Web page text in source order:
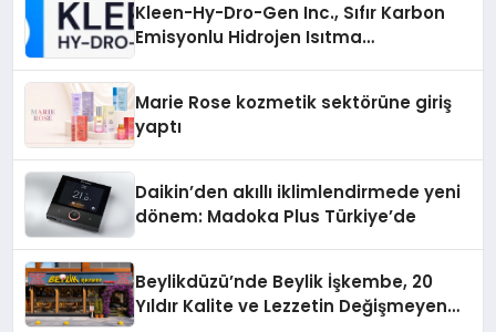
Kleen-Hy-Dro-Gen Inc., Sıfır Karbon
Emisyonlu Hidrojen Isıtma
Marie Rose kozmetik sektörüne giriş
yaptı
Daikin’den akıllı iklimlendirmede yeni
dönem: Madoka Plus Türkiye’de
Beylikdüzü’nde Beylik İşkembe, 20
Yıldır Kalite ve Lezzetin Değişmeyen